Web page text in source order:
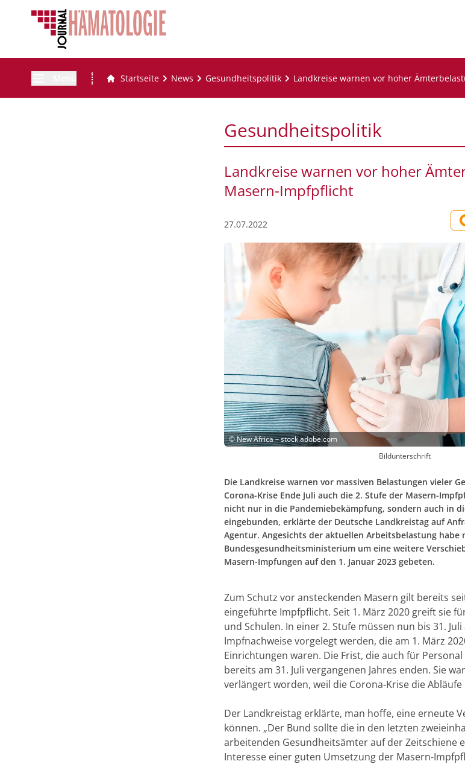
Startseite News Gesundheitspolitik Landkreise warnen vor hoher
Gesundheitspolitik
Landkreise warnen vor hoher
Masern-Impfpflicht
27.07.2022
©New Africa – stock.adobe.com
Bildunterschrift
Die Landkreise warnen vor massiven Belastungen vieler
Corona-Krise Ende Juli auch die 2. Stufe der Masern-
nicht nur in die Pandemiebekämpfung, sondern auch in
eingebunden, erklärte der Deutsche Landkreistag auf
Agentur. Angesichts der aktuellen Arbeitsbelastung habe
Bundesgesundheitsministerium um eine weitere
Masern-Impfungen auf den 1. Januar 2023 gebeten.
Zum Schutz vor ansteckenden Masern gilt bereits
eingeführte Impfpflicht. Seit 1. März 2020 greift sie
und Schulen. In einer 2. Stufe müssen nun bis 31.
Impfnachweise vorgelegt werden, die am 1. März
Einrichtungen waren. Die Frist, die auch für
bereits am 31. Juli vergangenen Jahres enden. Sie
verlängert worden, weil die Corona-Krise die
Der Landkreistag erklärte, man hoffe, eine erneute
können. „Der Bund sollte die in den letzten
arbeitenden Gesundheitsämter auf der Zeitschiene
Interesse einer guten Umsetzung der Masern-